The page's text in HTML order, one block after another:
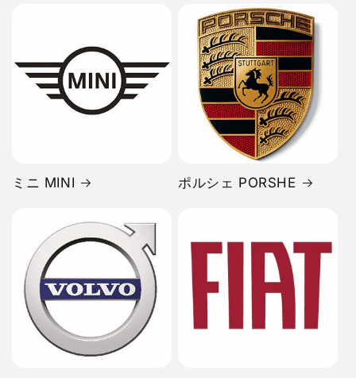
ミニ MINI ポルシェ PORSHE